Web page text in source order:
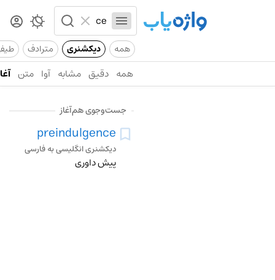
همه دیکشنری مترادف
همه دقیق مشابه آوا متن
جست‌وجوی هم‌آغاز
preindulgence
دیکشنری انگلیسی به فارسی
پیش داوری